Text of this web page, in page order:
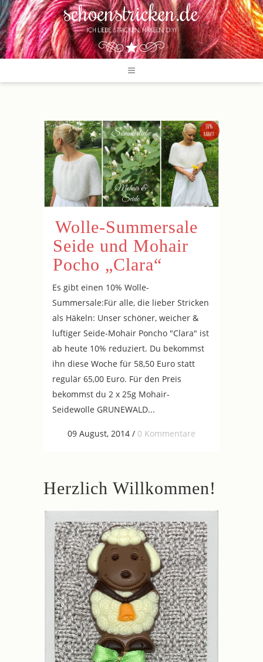
Wolle-Summersale
Seide und Mohair
Pocho „Clara“
Es gibt einen 10% Wolle-
Summersale:Für alle, die lieber Stricken
als Häkeln: Unser schöner, weicher &
luftiger Seide-Mohair Poncho "Clara" ist
ab heute 10% reduziert. Du bekommst
ihn diese Woche für 58,50 Euro statt
regulär 65,00 Euro. Für den Preis
bekommst du 2 x 25g Mohair-
Seidewolle GRUNEWALD...
09 August, 2014 / 0 Kommentare
Herzlich Willkommen!